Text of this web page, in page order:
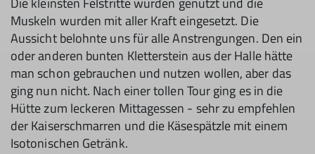
Muskeln wurden mit aller Kraft eingesetzt. Die
Aussicht belohnte uns für alle Anstrengungen. Den ein
oder anderen bunten Kletterstein aus der Halle hätte
man schon gebrauchen und nutzen wollen, aber das
ging nun nicht. Nach einer tollen Tour ging es in die
Hütte zum leckeren Mittagessen - sehr zu empfehlen
der Kaiserschmarren und die Käsespätzle mit einem
Isotonischen Getränk.